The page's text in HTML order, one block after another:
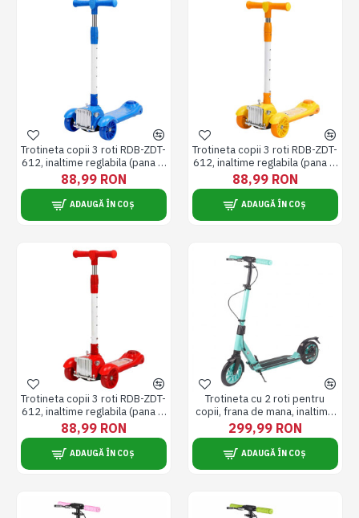
Trotineta copii 3 roti RDB-ZDT-
612, inaltime reglabila (pana la
80 cm), stabila si usor de
utilizat, albastra
88,99 RON
ADAUGĂ ÎN COȘ
Trotineta copii 3 roti RDB-ZDT-
612, inaltime reglabila (pana la
80 cm), stabila si usor de
utilizat, galbena
88,99 RON
ADAUGĂ ÎN COȘ
Trotineta copii 3 roti RDB-ZDT-
612, inaltime reglabila (pana la
80 cm), stabila si usor de
utilizat, rosie
88,99 RON
ADAUGĂ ÎN COȘ
Trotineta cu 2 roti pentru
copii, frana de mana, inaltime
reglabila, pliabila, roti 200 mm
/ 8 inch, 10 ani+, albastra
299,99 RON
ADAUGĂ ÎN COȘ